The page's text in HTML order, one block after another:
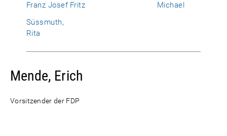
Franz Josef Fritz
Michael
Süssmuth,
Rita
Mende, Erich
Vorsitzender der FDP